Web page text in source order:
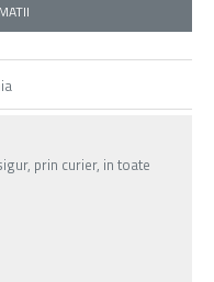
prin curier, in toate